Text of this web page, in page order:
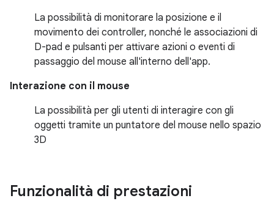
La possibilità di monitorare la posizione e il
movimento dei controller, nonché le associazioni di
D-pad e pulsanti per attivare azioni o eventi di
passaggio del mouse all'interno dell'app.
Interazione con il mouse
La possibilità per gli utenti di interagire con gli
oggetti tramite un puntatore del mouse nello spazio
3D
Funzionalità di prestazioni